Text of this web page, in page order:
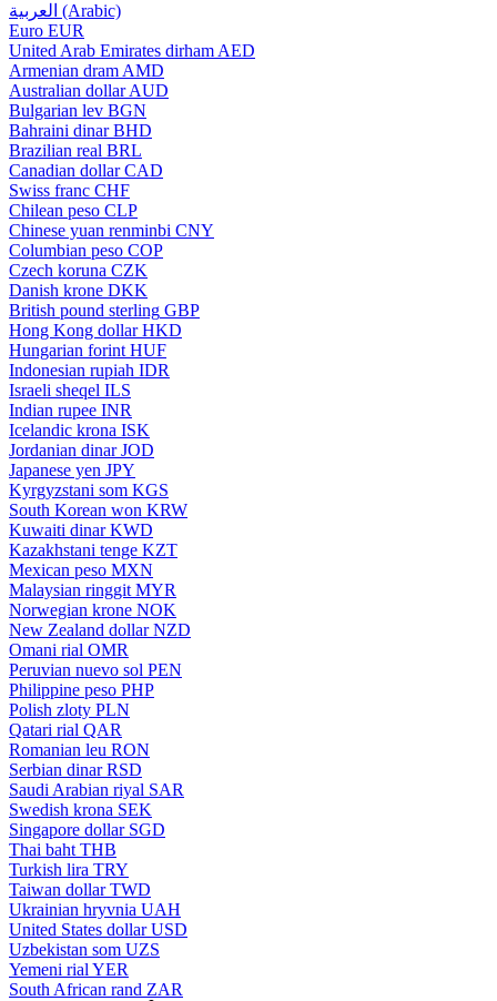
العربية (Arabic)
Euro EUR
United Arab Emirates dirham AED
Armenian dram AMD
Australian dollar AUD
Bulgarian lev BGN
Bahraini dinar BHD
Brazilian real BRL
Canadian dollar CAD
Swiss franc CHF
Chilean peso CLP
Chinese yuan renminbi CNY
Columbian peso COP
Czech koruna CZK
Danish krone DKK
British pound sterling GBP
Hong Kong dollar HKD
Hungarian forint HUF
Indonesian rupiah IDR
Israeli sheqel ILS
Indian rupee INR
Icelandic krona ISK
Jordanian dinar JOD
Japanese yen JPY
Kyrgyzstani som KGS
South Korean won KRW
Kuwaiti dinar KWD
Kazakhstani tenge KZT
Mexican peso MXN
Malaysian ringgit MYR
Norwegian krone NOK
New Zealand dollar NZD
Omani rial OMR
Peruvian nuevo sol PEN
Philippine peso PHP
Polish zloty PLN
Qatari rial QAR
Romanian leu RON
Serbian dinar RSD
Saudi Arabian riyal SAR
Swedish krona SEK
Singapore dollar SGD
Thai baht THB
Turkish lira TRY
Taiwan dollar TWD
Ukrainian hryvnia UAH
United States dollar USD
Uzbekistan som UZS
Yemeni rial YER
South African rand ZAR